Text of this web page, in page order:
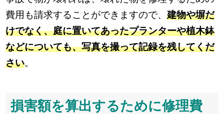
費用も請求することができますので、建物や塀だ
けでなく、庭に置いてあったプランターや植木鉢
などについても、写真を撮って記録を残してくだ
さい。
損害額を算出するために修理費